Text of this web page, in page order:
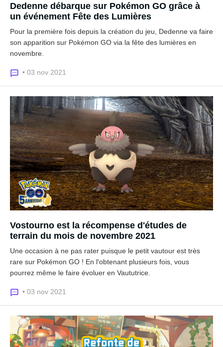
Dedenne débarque sur Pokémon GO grâce à
un événement Fête des Lumières
Pour la première fois depuis la création du jeu, Dedenne va faire
son apparition sur Pokémon GO via la fête des lumières en
novembre.
• 03 nov 2021
Vostourno est la récompense d'études de
terrain du mois de novembre 2021
Une occasion à ne pas rater puisque le petit vautour est très
rare sur Pokémon GO ! En l'obtenant plusieurs fois, vous
pourrez même le faire évoluer en Vaututrice.
• 03 nov 2021